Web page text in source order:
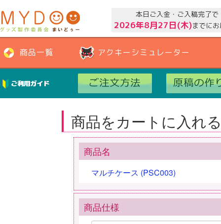
本日ご入金・ご入稿完了で
2026年8月27日(木)までに
商品一覧 アクキーシミュレーター
ご利用ガイド
商品をカートに入れ
商品名
マルチケース (PSC003)
商品仕様